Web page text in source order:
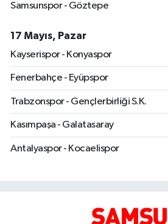
Samsunspor - Göztepe
17 Mayıs, Pazar
Kayserispor - Konyaspor
Fenerbahçe - Eyüpspor
Trabzonspor - Gençlerbirliği S.K.
Kasımpaşa - Galatasaray
Antalyaspor - Kocaelispor